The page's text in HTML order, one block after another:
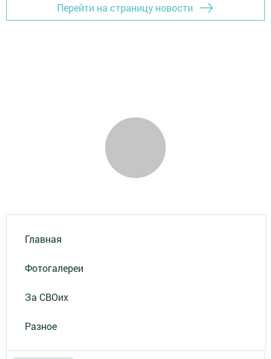
Перейти на страницу новости
Главная
Фотогалереи
За СВОих
Разное